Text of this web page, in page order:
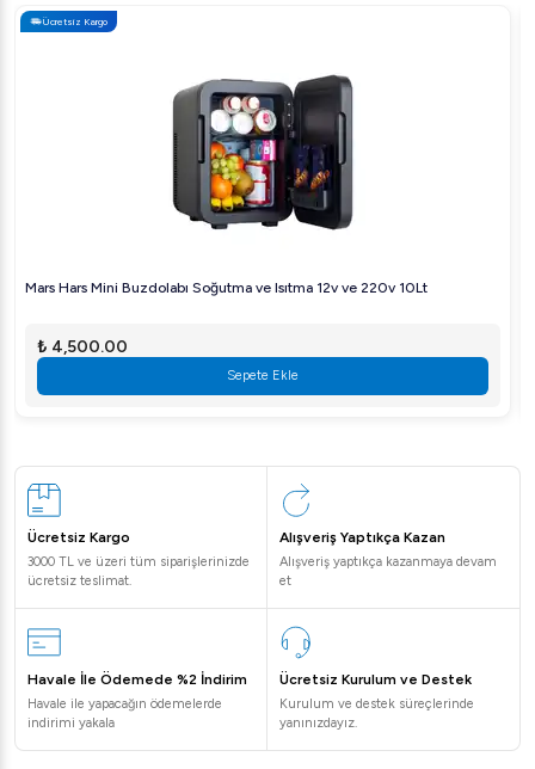
Sıkça Sorulan Sorular
Dito Sama Prep4 You Sebze Doğrama Disk Seti, Dito
Sama'nın belirli sebze doğrama makineleri ile uyumlu
olacak şekilde tasarlanmıştır. Her makine modeli için
uyumluluğu kontrol etmenizi öneririz.
Paslanmaz çelik yapısı sayesinde, diskler elde yıkanabilir ya
korumak için diskleri kuru tutmanız önerilir.
tasarlanmıştır. Tariflerinizin ve hazırlığınızın gerektirdiği
şekle göre değişiklik gösterebilir.
Dito Sama Prep4 You Sebze Doğrama Disk Seti ile
adım atın. Hem profesyonel şeflerin hem de ev aşçılarının
vazgeçilmez bir parçası olacak!
Ücretsiz Kargo
Mars Hars Mini Buzdolabı Soğutma ve Isıtma 12v ve 220v 10Lt
₺ 4,500.00
Sepete Ekle
Ücretsiz Kargo
3000 TL ve üzeri tüm siparişlerinizde
ücretsiz teslimat.
Alışveriş Yaptıkça Kazan
Alışveriş yaptıkça kazanmaya devam
et
Havale İle Ödemede %2 İndirim
Havale ile yapacağın ödemelerde
indirimi yakala
Ücretsiz Kurulum ve Destek
Kurulum ve destek süreçlerinde
yanınızdayız.